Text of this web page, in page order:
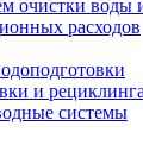
очистки воды
расходов
и рециклинга
системы